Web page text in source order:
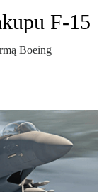
F-15
Boeing